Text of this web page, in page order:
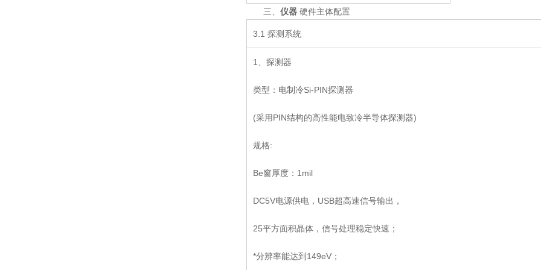
三、 仪器 硬件主体配置
3.1 探测系统
1、探测器
类型：电制冷Si-PIN探测器
(采用PIN结构的高性能电致冷半导体探测器)
规格:
Be窗厚度：1mil
DC5V电源供电，USB超高速信号输出，
25平方面积晶体，信号处理稳定快速；
*分辨率能达到149eV；